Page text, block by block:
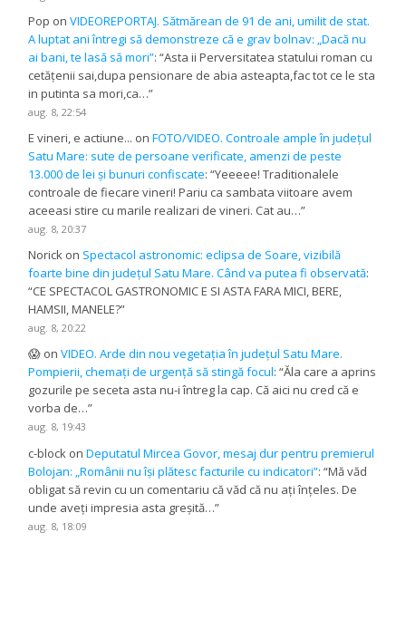
Pop onVIDEOREPORTAJ. Sătmărean de 91 de ani, umilit de stat.
A luptat ani întregi să demonstreze că e grav bolnav: „Dacă nu
ai bani, te lasă să mori”: “Asta ii Perversitatea statului roman cu
cetățenii sai,dupa pensionare de abia asteapta,fac tot ce le sta
in putinta sa mori,ca…”
aug. 8, 22:54
E vineri, e actiune... onFOTO/VIDEO. Controale ample în județul
Satu Mare: sute de persoane verificate, amenzi de peste
13.000 de lei și bunuri confiscate: “Yeeeee! Traditionalele
controale de fiecare vineri! Pariu ca sambata viitoare avem
aceeasi stire cu marile realizari de vineri. Cat au…”
aug. 8, 20:37
Norick on Spectacol astronomic: eclipsa de Soare, vizibilă
foarte bine din județul Satu Mare. Când va putea fi observată:
“CE SPECTACOL GASTRONOMIC E SI ASTA FARA MICI, BERE,
HAMSII, MANELE?”
aug. 8, 20:22
😱 onVIDEO. Arde din nou vegetația în județul Satu Mare.
Pompierii, chemați de urgență să stingă focul: “Ăla care a aprins
gozurile pe seceta asta nu-i întreg la cap. Că aici nu cred că e
vorba de…”
aug. 8, 19:43
c-block onDeputatul Mircea Govor, mesaj dur pentru premierul
Bolojan: „Românii nu își plătesc facturile cu indicatori”: “Mă văd
obligat să revin cu un comentariu că văd că nu ați înțeles. De
unde aveți impresia asta greșită…”
aug. 8, 18:09